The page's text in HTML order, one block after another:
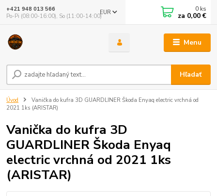
Menu
EUR
Hľadať
+421 948 013 566
Po-Pi (08:00-16:00), So (11:00-14:00)
0 ks
za 0,00 €
Úvod
Vanička do kufra 3D GUARDLINER Škoda Enyaq electric vrchná od
2021 1ks (ARISTAR)
Vanička do kufra 3D
GUARDLINER Škoda Enyaq
electric vrchná od 2021 1ks
(ARISTAR)